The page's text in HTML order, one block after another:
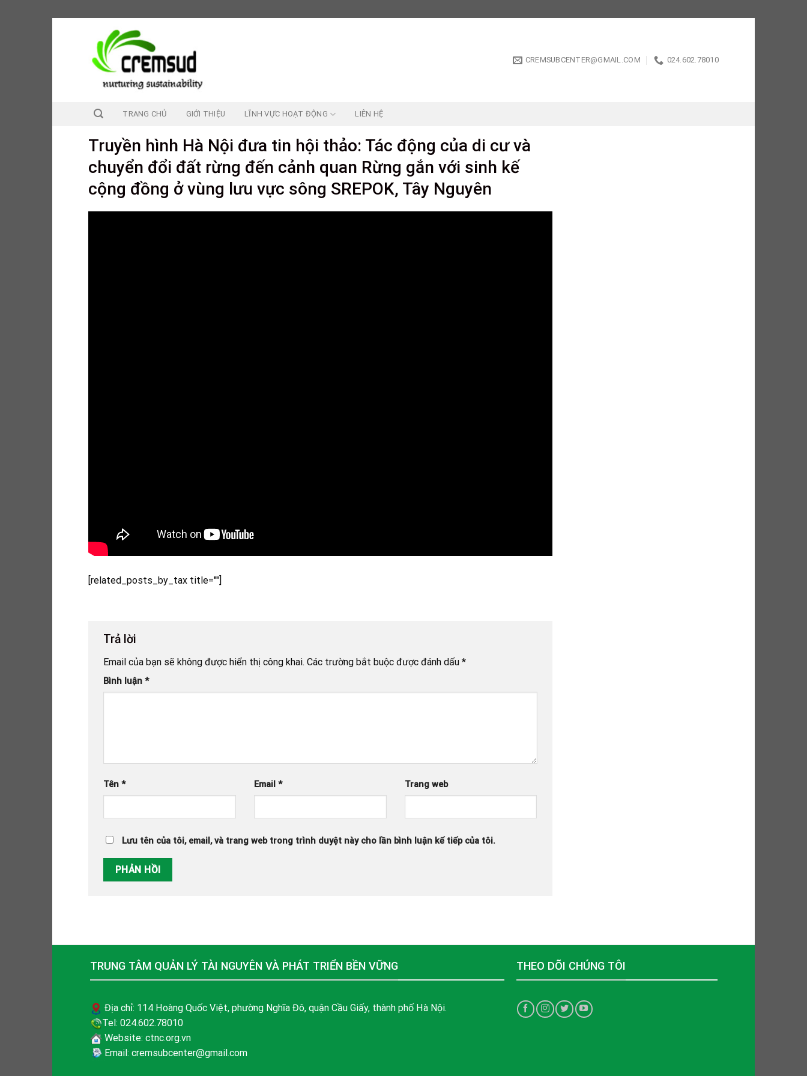
CREMSUBCENTER@GMAIL.COM 024.602.78010
TRANG CHỦ GIỚI THIỆU LĨNH VỰC HOẠT ĐỘNG LIÊN HỆ
Truyền hình Hà Nội đưa tin hội thảo: Tác động của di cư và
chuyển đổi đất rừng đến cảnh quan Rừng gắn với sinh kế
cộng đồng ở vùng lưu vực sông SREPOK, Tây Nguyên
[related_posts_by_tax title=""]
Trả lời
Email của bạn sẽ không được hiển thị công khai. Các trường bắt buộc được đánh dấu *
Bình luận *
Tên * Email * Trang web
Lưu tên của tôi, email, và trang web trong trình duyệt này cho lần bình luận kế tiếp của tôi.
TRUNG TÂM QUẢN LÝ TÀI NGUYÊN VÀ PHÁT TRIỂN BỀN VỮNG
Địa chỉ: 114 Hoàng Quốc Việt, phường Nghĩa Đô, quận Cầu Giấy, thành phố Hà Nội.
Tel: 024.602.78010
Website: ctnc.org.vn
Email: cremsubcenter@gmail.com
THEO DÕI CHÚNG TÔI